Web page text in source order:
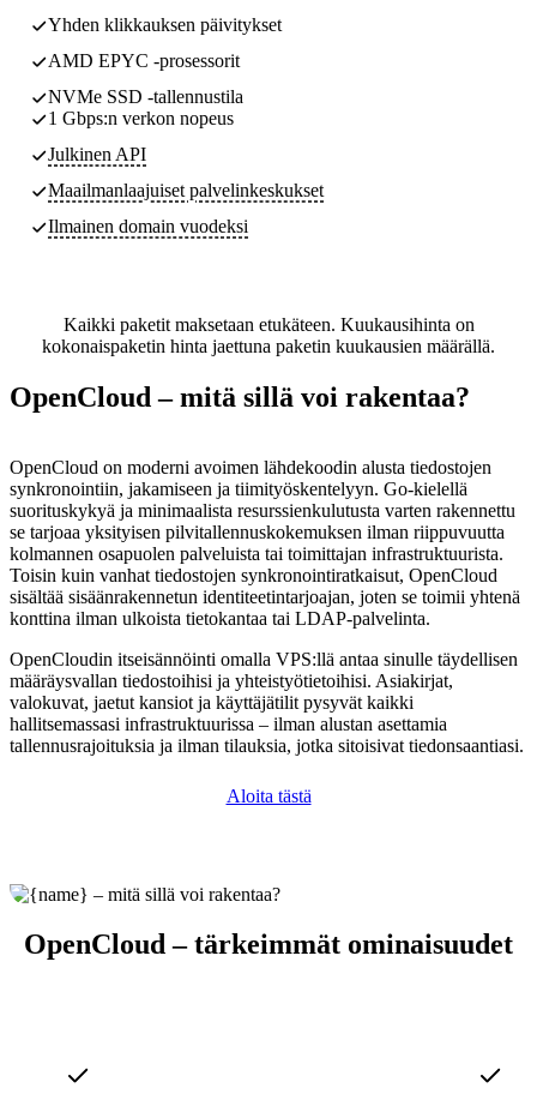
Yhden klikkauksen päivitykset
AMD EPYC -prosessorit
NVMe SSD -tallennustila
1 Gbps:n verkon nopeus
Julkinen API
Maailmanlaajuiset palvelinkeskukset
Ilmainen domain vuodeksi
Kaikki paketit maksetaan etukäteen. Kuukausihinta on
kokonaispaketin hinta jaettuna paketin kuukausien määrällä.
OpenCloud – mitä sillä voi rakentaa?
OpenCloud on moderni avoimen lähdekoodin alusta tiedostojen
synkronointiin, jakamiseen ja tiimityöskentelyyn. Go-kielellä
suorituskykyä ja minimaalista resurssienkulutusta varten rakennettu
se tarjoaa yksityisen pilvitallennuskokemuksen ilman riippuvuutta
kolmannen osapuolen palveluista tai toimittajan infrastruktuurista.
Toisin kuin vanhat tiedostojen synkronointiratkaisut, OpenCloud
sisältää sisäänrakennetun identiteetintarjoajan, joten se toimii yhtenä
konttina ilman ulkoista tietokantaa tai LDAP-palvelinta.
OpenCloudin itseisännöinti omalla VPS:llä antaa sinulle täydellisen
määräysvallan tiedostoihisi ja yhteistyötietoihisi. Asiakirjat,
valokuvat, jaetut kansiot ja käyttäjätilit pysyvät kaikki
hallitsemassasi infrastruktuurissa – ilman alustan asettamia
tallennusrajoituksia ja ilman tilauksia, jotka sitoisivat tiedonsaantiasi.
Aloita tästä
OpenCloud – tärkeimmät ominaisuudet